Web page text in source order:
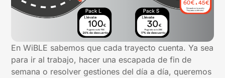
En WiBLE sabemos que cada trayecto cuenta. Ya sea
para ir al trabajo, hacer una escapada de fin de
semana o resolver gestiones del día a día, queremos